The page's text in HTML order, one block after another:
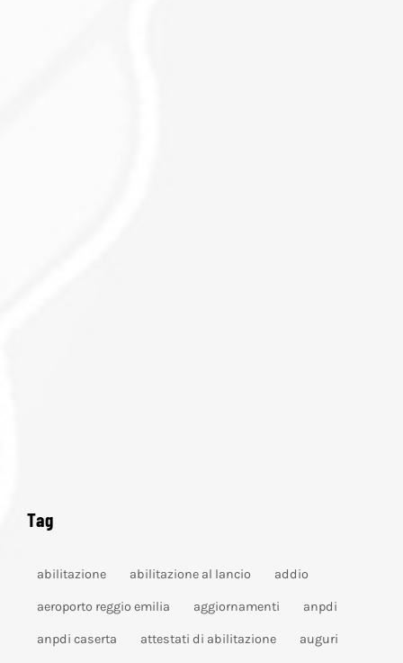
Tag
abilitazione abilitazione al lancio addio
aeroporto reggio emilia aggiornamenti anpdi
anpdi caserta attestati di abilitazione auguri